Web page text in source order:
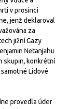
v prosinci
jenž deklaroval
za
jižní Gazy
Netanjahu
skupin, konkrétní
Lidové
provedla úder